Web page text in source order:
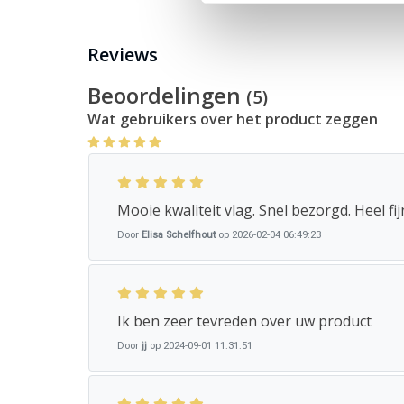
eigen bevestigingsmethode. Deze past bij het gebruik
afmeting gebruik
40x60 cm
boot, caravan of decoratie
100x150 cm
150x225 cm
vlaggenmast 6/7 meter
Wil jij de Vlag Spanje vlag kopen, let dan goed op de
Naast de vlag van Spanje vind je bij onslanden vlaggen
Reviews
Beoordelingen (5)
Wat gebruikers over het product zeggen
Mooie kwaliteit vlag. Snel bezorgd. Heel
Door Elisa Schelfhoutop 2026-02-04 06:49:23
Ik ben zeer tevreden over uw product
Door jj op 2024-09-01 11:31:51